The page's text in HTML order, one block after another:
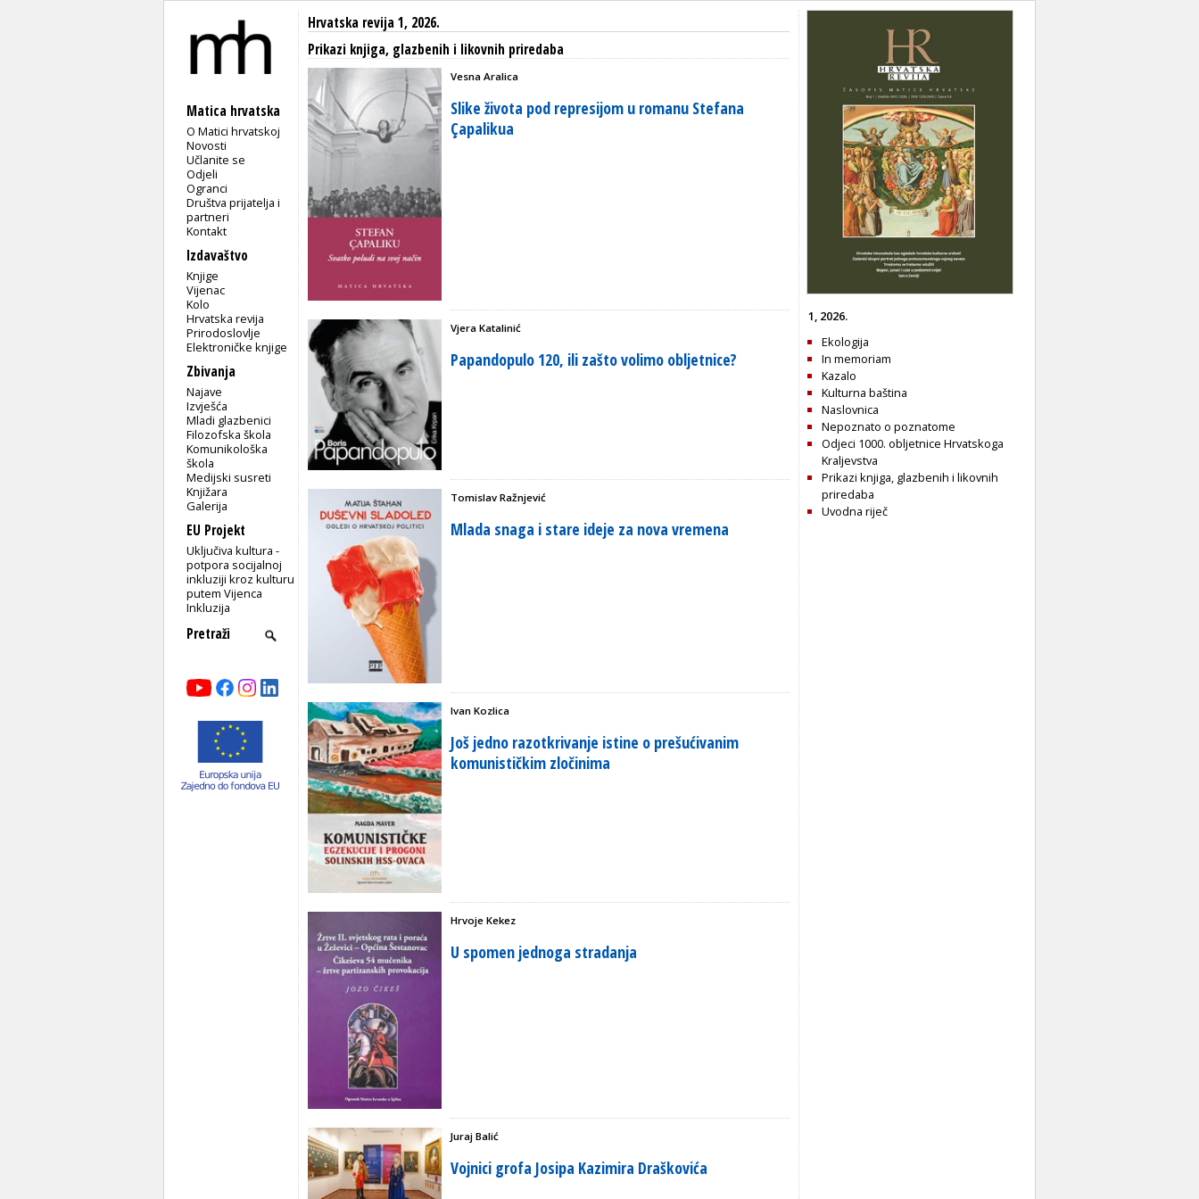
Matica hrvatska
O Matici hrvatskoj
Novosti
Učlanite se
Odjeli
Ogranci
Društva prijatelja i
partneri
Kontakt
Izdavaštvo
Knjige
Vijenac
Kolo
Hrvatska revija
Prirodoslovlje
Elektroničke knjige
Zbivanja
Najave
Izvješća
Mladi glazbenici
Filozofska škola
Komunikološka
škola
Medijski susreti
Knjižara
Galerija
EU Projekt
Uključiva kultura -
potpora socijalnoj
inkluziji kroz kulturu
putem Vijenca
Inkluzija
Hrvatska revija 1, 2026.
Prikazi knjiga, glazbenih i likovnih priredaba
Vesna Aralica
Slike života pod represijom u romanu Stefana
Çapalikua
Vjera Katalinić
Papandopulo 120, ili zašto volimo obljetnice?
Tomislav Ražnjević
Mlada snaga i stare ideje za nova vremena
Ivan Kozlica
Još jedno razotkrivanje istine o prešućivanim
komunističkim zločinima
Hrvoje Kekez
U spomen jednoga stradanja
Juraj Balić
Vojnici grofa Josipa Kazimira Draškovića
1, 2026.
Ekologija
In memoriam
Kazalo
Kulturna baština
Naslovnica
Nepoznato o poznatome
Odjeci 1000. obljetnice Hrvatskoga
Kraljevstva
Prikazi knjiga, glazbenih i likovnih
priredaba
Uvodna riječ